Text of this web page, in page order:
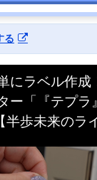
る
にラベル作成
ー「『テプラ
歩未来のラ